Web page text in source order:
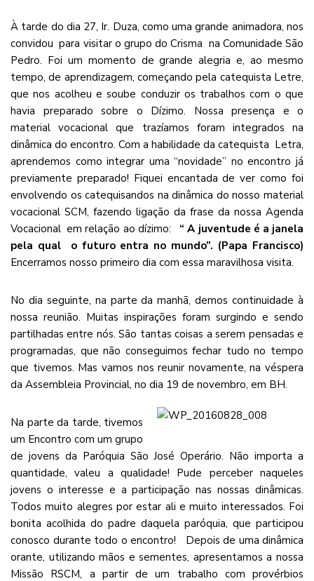
À tarde do dia 27, Ir. Duza, como uma grande animadora, nos
convidou para visitar o grupo do Crisma na Comunidade São
Pedro. Foi um momento de grande alegria e, ao mesmo
tempo, de aprendizagem, começando pela catequista Letre,
que nos acolheu e soube conduzir os trabalhos com o que
havia preparado sobre o Dízimo. Nossa presença e o
material vocacional que trazíamos foram integrados na
dinâmica do encontro. Com a habilidade da catequista Letra,
aprendemos como integrar uma “novidade” no encontro já
previamente preparado! Fiquei encantada de ver como foi
envolvendo os catequisandos na dinâmica do nosso material
vocacional SCM, fazendo ligação da frase da nossa Agenda
Vocacional em relação ao dízimo: “ A juventude é a janela
pela qual o futuro entra no mundo”. (Papa Francisco)
Encerramos nosso primeiro dia com essa maravilhosa visita.
No dia seguinte, na parte da manhã, demos continuidade à
nossa reunião. Muitas inspirações foram surgindo e sendo
partilhadas entre nós. São tantas coisas a serem pensadas e
programadas, que não conseguimos fechar tudo no tempo
que tivemos. Mas vamos nos reunir novamente, na véspera
da Assembleia Provincial, no dia 19 de novembro, em BH.
Na parte da tarde, tivemos
um Encontro com um grupo
de jovens da Paróquia São José Operário. Não importa a
quantidade, valeu a qualidade! Pude perceber naqueles
jovens o interesse e a participação nas nossas dinâmicas.
Todos muito alegres por estar ali e muito interessados. Foi
bonita acolhida do padre daquela paróquia, que participou
conosco durante todo o encontro! Depois de uma dinâmica
orante, utilizando mãos e sementes, apresentamos a nossa
Missão RSCM, a partir de um trabalho com provérbios